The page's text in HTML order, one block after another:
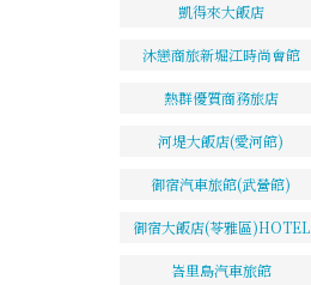
凱得來大飯店
沐戀商旅新堀江時尚會館
熱群優質商務旅店
河堤大飯店(愛河館)
御宿汽車旅館(武營館)
御宿大飯店(苓雅區)HOTEL
峇里島汽車旅館